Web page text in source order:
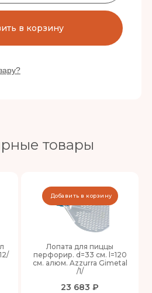
в корзину
товары
Лопата для пиццы
перфорир. d=33 см. l=120
см. алюм. Azzurra Gimetal
/1/
23 683 ₽
Добавить в корзину